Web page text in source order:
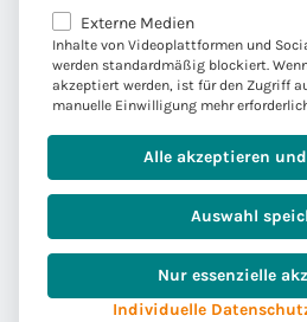
Als integrierter Anbieter
Wertschöpfungskette setzt
Jahren auf moderne IT-
Unterstützung ihrer
Zahlungsprozesse.
Externe Medien
Inhalte von Videoplattformen und
werden standardmäßig blockiert.
akzeptiert werden, ist für den Zugriff
manuelle Einwilligung mehr
Alle akzeptieren
Auswahl
Nur essenzielle
Individuelle